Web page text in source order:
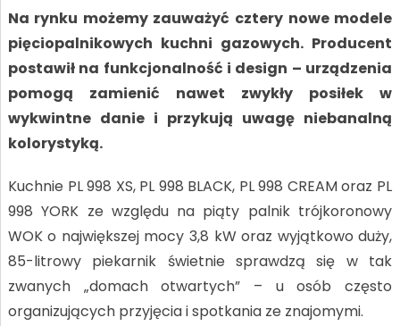
Na rynku możemy zauważyć cztery nowe modele
pięciopalnikowych kuchni gazowych. Producent
postawił na funkcjonalność i design – urządzenia
pomogą zamienić nawet zwykły posiłek w
wykwintne danie i przykują uwagę niebanalną
kolorystyką.
Kuchnie PL 998 XS, PL 998 BLACK, PL 998 CREAM oraz PL
998 YORK ze względu na piąty palnik trójkoronowy
WOK o największej mocy 3,8 kW oraz wyjątkowo duży,
85-litrowy piekarnik świetnie sprawdzą się w tak
zwanych „domach otwartych” – u osób często
organizujących przyjęcia i spotkania ze znajomymi.